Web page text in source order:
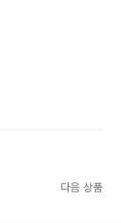
다음 상품